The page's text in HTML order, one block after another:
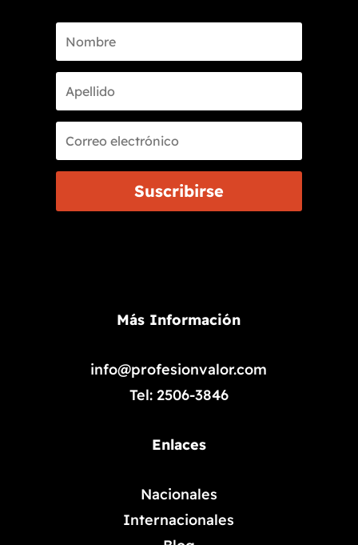
Suscribirse
Más Información
info@profesionvalor.com
Tel: 2506-3846
Enlaces
Nacionales
Internacionales